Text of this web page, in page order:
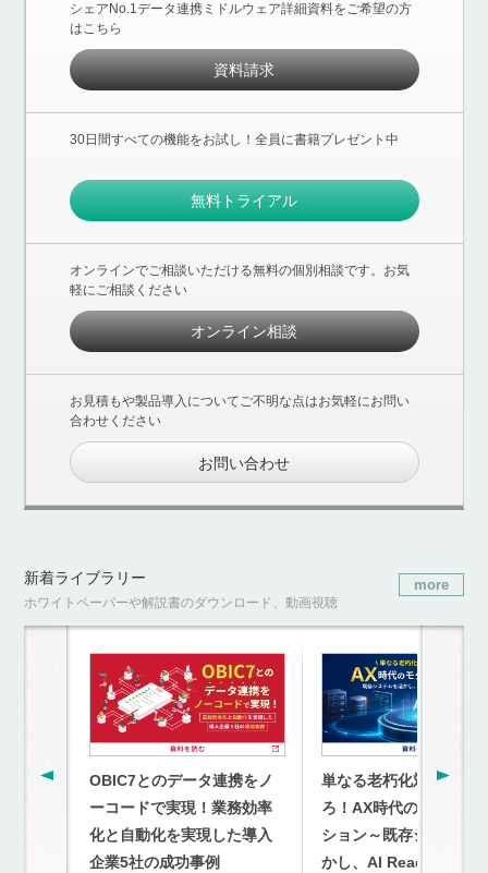
シェアNo.1データ連携ミドルウェア詳細資料をご希望の方
はこちら
資料請求
30日間すべての機能をお試し！全員に書籍プレゼント中
無料トライアル
オンラインでご相談いただける無料の個別相談です。お気
軽にご相談ください
オンライン相談
お見積もや製品導入についてご不明な点はお気軽にお問い
合わせください
お問い合わせ
新着ライブラリー
ホワイトペーパーや解説書のダウンロード、動画視聴
more
OBIC7とのデータ連携をノ
ーコードで実現！業務効率
化と自動化を実現した導入
企業5社の成功事例
単なる老朽化対策を超
ろ！AX時代のモダナイ
ション～既存システム
かし、AI Readyな連携